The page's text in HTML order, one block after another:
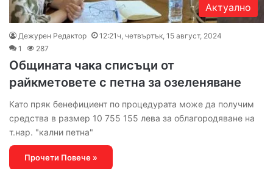
Актуално
Дежурен Редактор
12:21ч, четвъртък, 15 август, 2024
1
287
Общината чака списъци от
райкметовете с петна за озеленяване
Като пряк бенефициент по процедурата може да получим
средства в размер 10 755 155 лева за облагородяване на
т.нар. "кални петна"
Прочети Повече »